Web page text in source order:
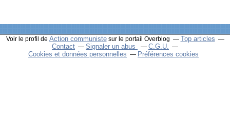
Voir le profil de Action communistesur le portail Overblog
Top articles
Contact
Signaler un abus
C.G.U.
Cookies et données personnelles
Préférences cookies